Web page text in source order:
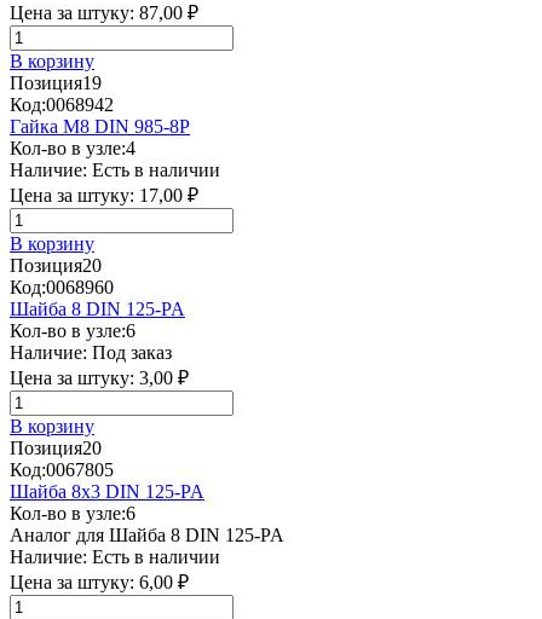
Цена за штуку: 87,00 ₽
В корзину
Позиция19
Код:0068942
Гайка М8 DIN 985-8P
Кол-во в узле:4
Наличие: Есть в наличии
Цена за штуку: 17,00 ₽
В корзину
Позиция20
Код:0068960
Шайба 8 DIN 125-PA
Кол-во в узле:6
Наличие: Под заказ
Цена за штуку: 3,00 ₽
В корзину
Позиция20
Код:0067805
Шайба 8x3 DIN 125-PA
Кол-во в узле:6
Аналог для Шайба 8 DIN 125-PA
Наличие: Есть в наличии
Цена за штуку: 6,00 ₽